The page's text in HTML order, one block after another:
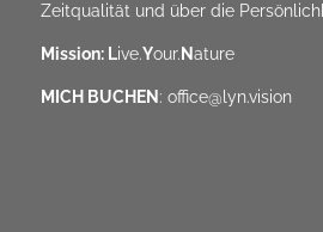
Zeitqualität und über die
Mission: Live.Your. Nature
MICH BUCHEN : office@lyn.vision